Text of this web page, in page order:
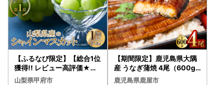
【ふるなび限定】【総合1位
獲得!! レビュー高評価★】
〈2026年度配送分〉山梨
山梨県甲府市
【期間限定】鹿児島県大隅
産 うなぎ蒲焼 4尾（600g
） KN007-004-04-cp18
鹿児島県鹿屋市